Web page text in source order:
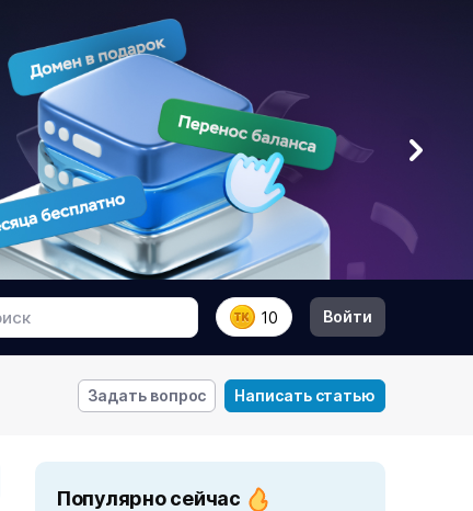
10 Войти
Задать вопрос Написать статью
Популярно сейчас